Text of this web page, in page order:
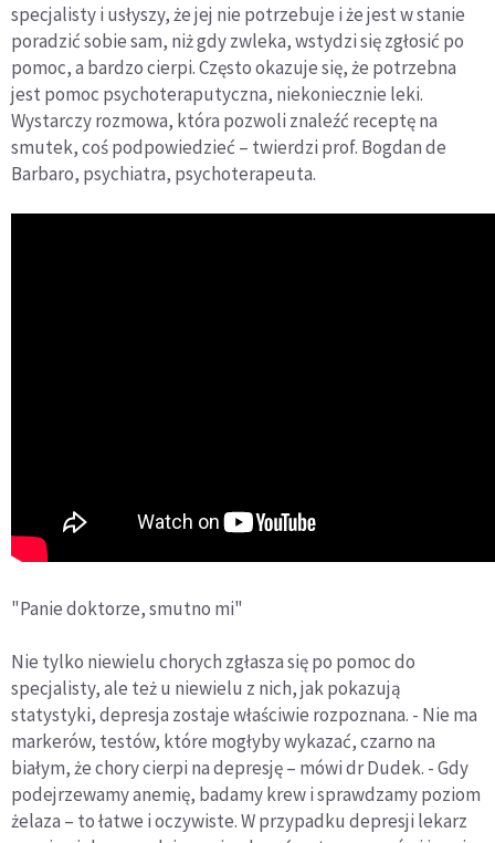
specjalisty i usłyszy, że jej nie potrzebuje i że jest w stanie
poradzić sobie sam, niż gdy zwleka, wstydzi się zgłosić po
pomoc, a bardzo cierpi. Często okazuje się, że potrzebna
jest pomoc psychoteraputyczna, niekoniecznie leki.
Wystarczy rozmowa, która pozwoli znaleźć receptę na
smutek, coś podpowiedzieć – twierdzi prof. Bogdan de
Barbaro, psychiatra, psychoterapeuta.
"Panie doktorze, smutno mi"
Nie tylko niewielu chorych zgłasza się po pomoc do
specjalisty, ale też u niewielu z nich, jak pokazują
statystyki, depresja zostaje właściwie rozpoznana. - Nie ma
markerów, testów, które mogłyby wykazać, czarno na
białym, że chory cierpi na depresję – mówi dr Dudek. - Gdy
podejrzewamy anemię, badamy krew i sprawdzamy poziom
żelaza – to łatwe i oczywiste. W przypadku depresji lekarz